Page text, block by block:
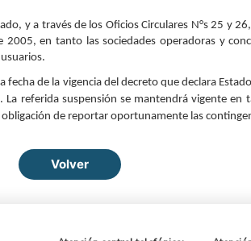
y a través de los Oficios Circulares N°s 25 y
en tanto las sociedades operadoras y
de la vigencia del decreto que declara
referida suspensión se mantendrá vigente
de reportar oportunamente las
Volver